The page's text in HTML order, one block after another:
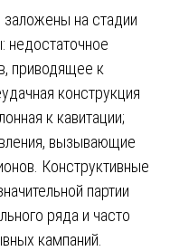
на стадии
недостаточное
приводящее к
конструкция
к кавитации;
вызывающие
Конструктивные
партии
ряда и часто
кампаний.